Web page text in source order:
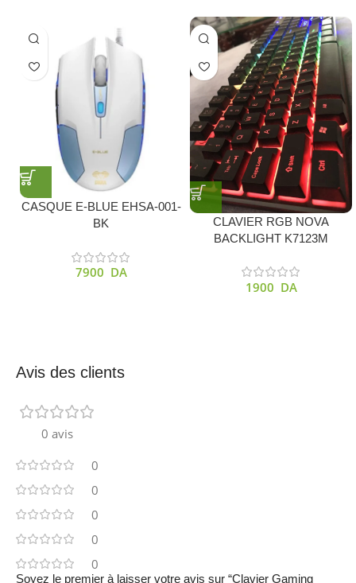
CASQUE E-BLUE EHSA-001-
BK
7900 DA
CLAVIER RGB NOVA
BACKLIGHT K7123M
1900 DA
Avis des clients
0 avis
0
0
0
0
0
Soyez le premier à laisser votre avis sur “Clavier Gaming